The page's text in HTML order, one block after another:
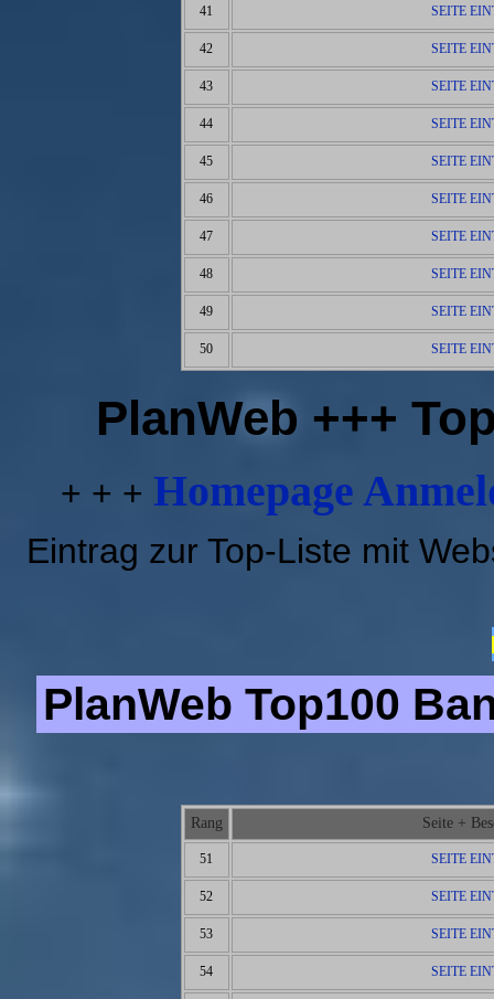
41 SEITE
42 SEITE
43 SEITE
44 SEITE
45 SEITE
46 SEITE
47 SEITE
48 SEITE
49 SEITE
50 SEITE
PlanWeb +++
+ + + Homepage
Eintrag zur Top-Liste mit
PlanWeb Top100
Rang Seite +
51 SEITE
52 SEITE
53 SEITE
54 SEITE